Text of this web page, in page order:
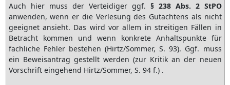
Auch hier muss der Verteidiger ggf. § 238 Abs. 2 StPO
anwenden, wenn er die Verlesung des Gutachtens als nicht
geeignet ansieht. Das wird vor allem in streitigen Fällen in
Betracht kommen und wenn konkrete Anhaltspunkte für
fachliche Fehler bestehen (Hirtz/Sommer, S. 93). Ggf. muss
ein Beweisantrag gestellt werden (zur Kritik an der neuen
Vorschrift eingehend Hirtz/Sommer, S. 94 f.) .